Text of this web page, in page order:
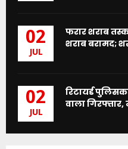
02
JUL
फरार शराब
शराब बरामद;
02
JUL
रिटायर्ड
वाला गिरफ्तार,